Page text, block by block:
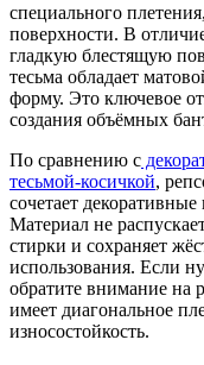
специального
поверхности. В
гладкую блестящую
тесьма обладает
форму. Это ключевое
создания объёмных
По сравнению с
тесьмой-косичкой,
сочетает
Материал не
стирки и сохраняет
использования. Если
обратите внимание на
имеет диагональное
износостойкость.